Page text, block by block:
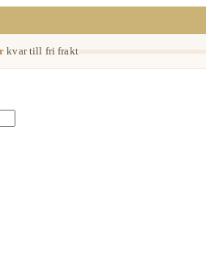
kvar till fri frakt